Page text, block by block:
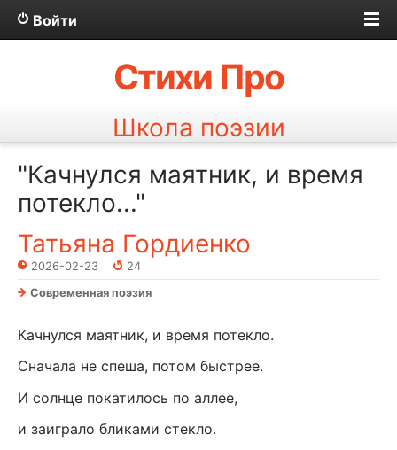
Войти
Стихи Про
Школа поэзии
"Качнулся маятник, и время
потекло..."
Татьяна Гордиенко
2026-02-23
24
Современная поэзия
Качнулся маятник, и время потекло.
Сначала не спеша, потом быстрее.
И солнце покатилось по аллее,
и заиграло бликами стекло.